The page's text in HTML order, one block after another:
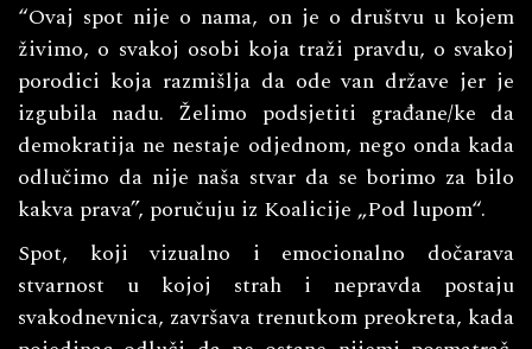
“Ovaj spot nije o nama, on je o društvu u kojem
živimo, o svakoj osobi koja traži pravdu, o svakoj
porodici koja razmišlja da ode van države jer je
izgubila nadu. Želimo podsjetiti građane/ke da
demokratija ne nestaje odjednom, nego onda kada
odlučimo da nije naša stvar da se borimo za bilo
kakva prava”, poručuju iz Koalicije „Pod lupom“.
Spot, koji vizualno i emocionalno dočarava
stvarnost u kojoj strah i nepravda postaju
svakodnevnica, završava trenutkom preokreta, kada